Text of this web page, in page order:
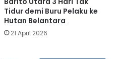
Tidur demi Buru Pelaku ke
Hutan Belantara
21 April 2026